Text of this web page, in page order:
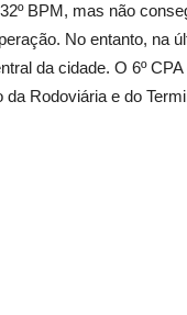
BPM, mas não
No entanto, na
da cidade. O 6º
Rodoviária e do